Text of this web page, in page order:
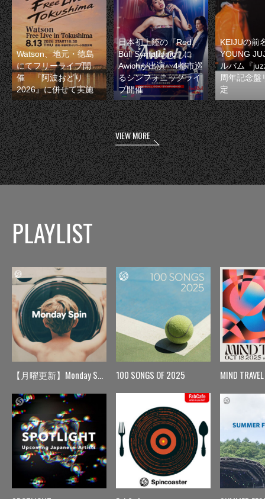
Watson、地元・徳島
にてフリーライブ開
催 『阿波おどり
2026』に併せて実施
日本初上陸の『Red
Bull Symphonic』に
Awichが出演 4都市巡
るシンフォニックライ
ブ開催
KEIJUの前
YOUNG
ルバム『
周年記念盤
定
VIEW MORE
PLAYLIST
【月曜更新】Monday Spin 100 SONGS OF 2025 MIND TRAVEL